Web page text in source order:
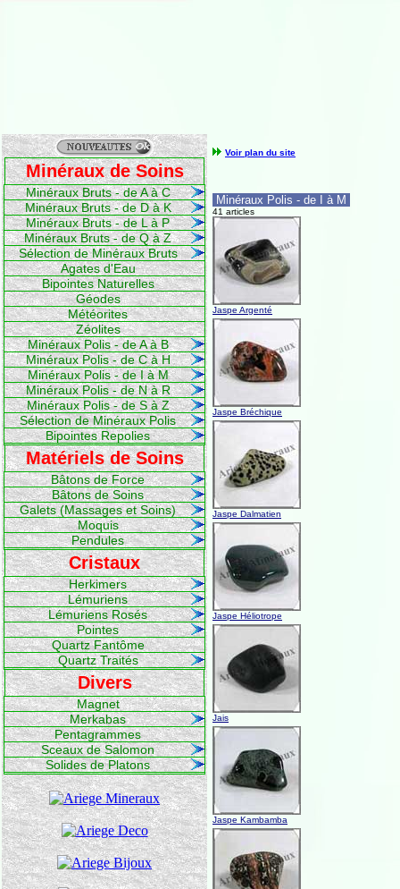
Minéraux de Soins
Minéraux Bruts - de A à C
Minéraux Bruts - de D à K
Minéraux Bruts - de L à P
Minéraux Bruts - de Q à Z
Sélection de Minéraux Bruts
Agates d'Eau
Bipointes Naturelles
Géodes
Météorites
Zéolites
Minéraux Polis - de A à B
Minéraux Polis - de C à H
Minéraux Polis - de I à M
Minéraux Polis - de N à R
Minéraux Polis - de S à Z
Sélection de Minéraux Polis
Bipointes Repolies
Matériels de Soins
Bâtons de Force
Bâtons de Soins
Galets (Massages et Soins)
Moquis
Pendules
Cristaux
Herkimers
Lémuriens
Lémuriens Rosés
Pointes
Quartz Fantôme
Quartz Traités
Divers
Magnet
Merkabas
Pentagrammes
Sceaux de Salomon
Solides de Platons
Voir plan du site
Minéraux Polis - de I à M
41 articles
Jaspe Argenté
Jaspe Bréchique
Jaspe Dalmatien
Jaspe Héliotrope
Jais
Jaspe Kambamba